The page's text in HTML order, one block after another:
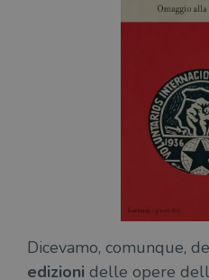
Dicevamo, comunque,
edizioni delle opere